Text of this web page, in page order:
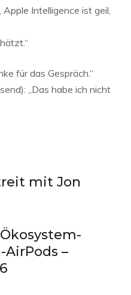
Apple Intelligence ist geil,
für das Gespräch.“
„Das habe ich nicht
mit Jon
–